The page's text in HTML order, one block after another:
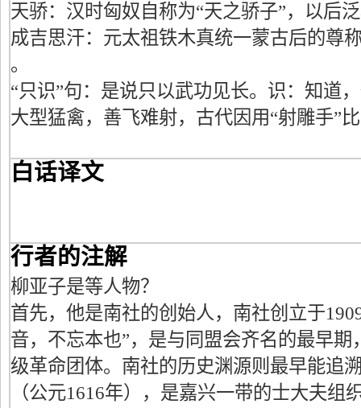
天骄：汉时匈奴自称为“天之骄子”，以后
成吉思汗：元太祖铁木真统一蒙古后的尊
。
“只识”句：是说只以武功见长。识：知道
大型猛禽，善飞难射，古代因用“射雕手”
白话译文
行者的注解
柳亚子是等人物？
首先，他是南社的创始人，南社创立于
音，不忘本也”，是与同盟会齐名的最早
级革命团体。南社的历史渊源则最早能追
（公元1616年），是嘉兴一带的士大夫组